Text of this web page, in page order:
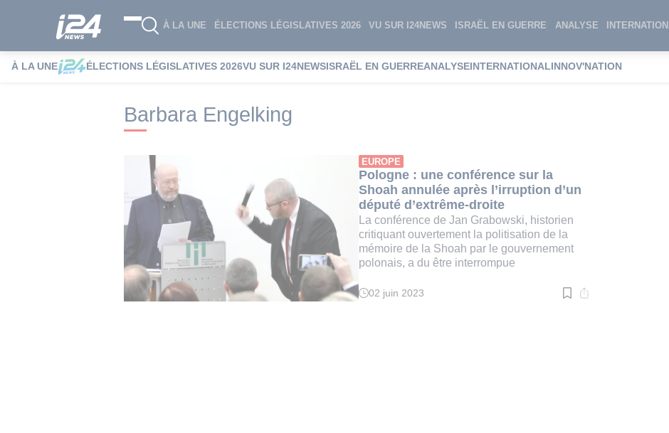
À LA UNE ÉLECTIONS LÉGISLATIVES 2026 VU SUR I24NEWS ISRAËL EN GUERRE ANALYSE
À LA UNE ÉLECTIONS LÉGISLATIVES 2026VU SUR I24NEWSISRAËL EN GUERREANALYSEINTERNATIONALINNOV'NATION
i24NEWS i24NEWS Tags index Barbara Engelking
Barbara Engelking
EUROPE
Pologne : une conférence sur la
Shoah annulée après l’irruption d’un
député d’extrême-droite
La conférence de Jan Grabowski, historien
critiquant ouvertement la politisation de la
mémoire de la Shoah par le gouvernement
polonais, a du être interrompue
Temps
02 juin 2023